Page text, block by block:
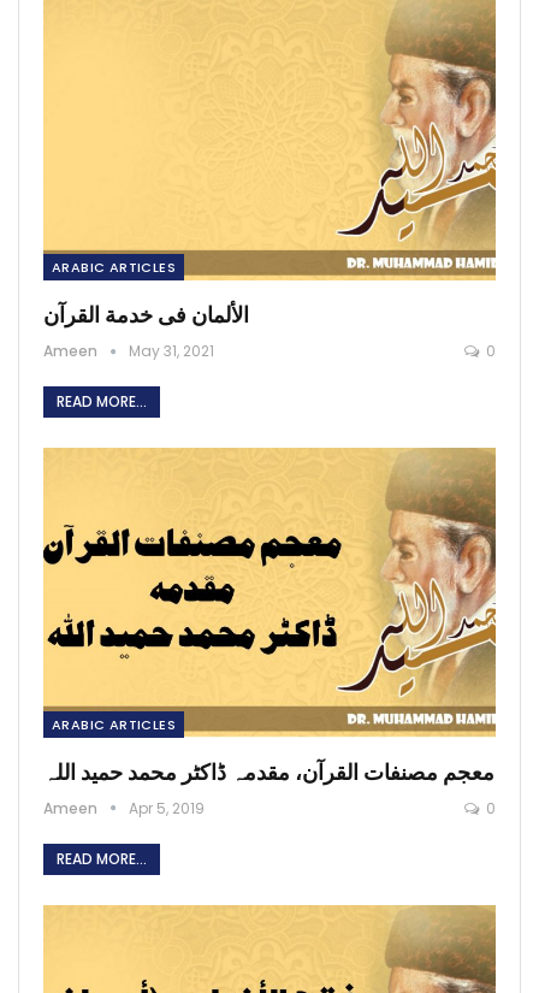
ARABIC ARTICLES
الألمان فى خدمة القرآن
Ameen May 31, 2021 0
READ MORE...
ARABIC ARTICLES
معجم مصنفات القرآن، مقدمہ ڈاکٹر محمد حمید اللہ
Ameen Apr 5, 2019 0
READ MORE...